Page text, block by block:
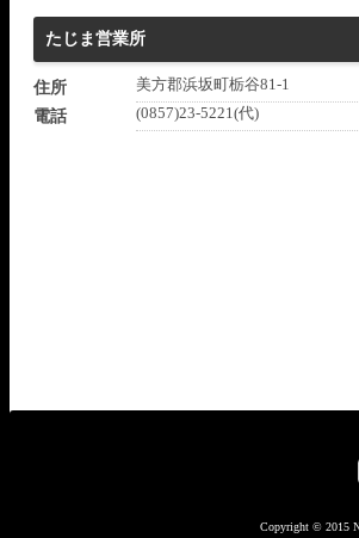
たじま営業所
住所
美方郡浜坂町栃谷81-1
電話
(0857)23-5221(代)
Copyright © 2015